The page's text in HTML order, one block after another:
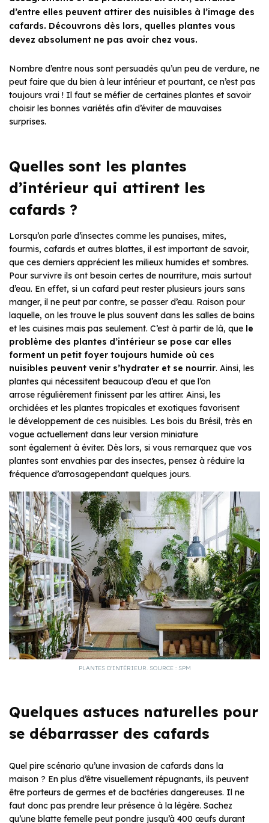
d’entre elles peuvent attirer des nuisibles à l’image des
cafards. Découvrons dès lors, quelles plantes vous
devez absolument ne pas avoir chez vous.
Nombre d’entre nous sont persuadés qu’un peu de verdure, ne
peut faire que du bien à leur intérieur et pourtant, ce n’est pas
toujours vrai ! Il faut se méfier de certaines plantes et savoir
choisir les bonnes variétés afin d’éviter de mauvaises
surprises.
Quelles sont les plantes
d’intérieur qui attirent les
cafards ?
Lorsqu’on parle d’insectes comme les punaises, mites,
fourmis, cafards et autres blattes, il est important de savoir,
que ces derniers apprécient les milieux humides et sombres.
Pour survivre ils ont besoin certes de nourriture, mais surtout
d’eau. En effet, si un cafard peut rester plusieurs jours sans
manger, il ne peut par contre, se passer d’eau. Raison pour
laquelle, on les trouve le plus souvent dans les salles de bains
et les cuisines mais pas seulement. C’est à partir de là, que le
problème des plantes d’intérieur se pose car elles
forment un petit foyer toujours humide où ces
nuisibles peuvent venir s’hydrater et se nourrir. Ainsi, les
plantes qui nécessitent beaucoup d’eau et que l’on
arrose régulièrement finissent par les attirer. Ainsi, les
orchidées et les plantes tropicales et exotiques favorisent
le développement de ces nuisibles. Les bois du Brésil, très en
vogue actuellement dans leur version miniature
sont également à éviter. Dès lors, si vous remarquez que vos
plantes sont envahies par des insectes, pensez à réduire la
fréquence d’arrosagependant quelques jours.
PLANTES D’INTÉRIEUR. SOURCE : SPM
Quelques astuces naturelles pour
se débarrasser des cafards
Quel pire scénario qu’une invasion de cafards dans la
maison ? En plus d’être visuellement répugnants, ils peuvent
être porteurs de germes et de bactéries dangereuses. Il ne
faut donc pas prendre leur présence à la légère. Sachez
qu’une blatte femelle peut pondre jusqu’à 400 œufs durant